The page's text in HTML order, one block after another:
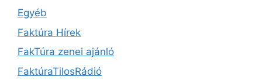
Egyéb
Faktúra Hírek
FakTúra zenei ajánló
FaktúraTilosRádió